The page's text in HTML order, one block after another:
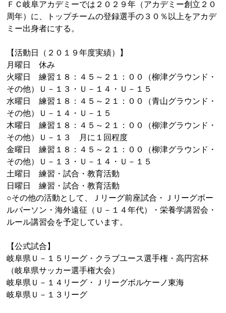
ＦＣ岐阜アカデミーでは２０２９年（アカデミー創立２０
周年）に、トップチームの登録選手の３０％以上をアカデ
ミー出身者にする。
【活動日（２０１９年度実績）】
月曜日 休み
火曜日 練習１８：４５～２１：００（柳津グラウンド・
その他）Ｕ－１３・Ｕ－１４・Ｕ－１５
水曜日 練習１８：４５～２１：００（青山グラウンド・
その他）Ｕ－１４・Ｕ－１５
木曜日 練習１８：４５～２１：００（柳津グラウンド・
その他）Ｕ－１３ 月に１回程度
金曜日 練習１８：４５～２１：００（柳津グラウンド・
その他）Ｕ－１３・Ｕ－１４・Ｕ－１５
土曜日 練習・試合・教育活動
日曜日 練習・試合・教育活動
○その他の活動として、Ｊリーグ前座試合・Ｊリーグボー
ルパーソン・海外遠征（Ｕ－１４年代）・栄養学講習会・
ルール講習会を予定しています。
【公式試合】
岐阜県Ｕ－１５リーグ・クラブユース選手権・高円宮杯
（岐阜県サッカー選手権大会）
岐阜県Ｕ－１４リーグ・Ｊリーグボルケーノ東海
岐阜県Ｕ－１３リーグ